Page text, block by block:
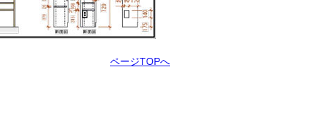
ページTOPへ